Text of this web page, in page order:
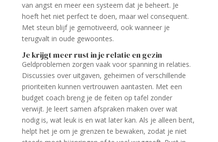
van angst en meer een systeem dat je beheert. Je
hoeft het niet perfect te doen, maar wel consequent.
Met steun blijf je gemotiveerd, ook wanneer je
terugvalt in oude gewoontes.
Je krijgt meer rust in je relatie en gezin
Geldproblemen zorgen vaak voor spanning in relaties.
Discussies over uitgaven, geheimen of verschillende
prioriteiten kunnen vertrouwen aantasten. Met een
budget coach breng je de feiten op tafel zonder
verwijt. Je leert samen afspraken maken over wat
nodig is, wat leuk is en wat later kan. Als je alleen bent,
helpt het je om je grenzen te bewaken, zodat je niet